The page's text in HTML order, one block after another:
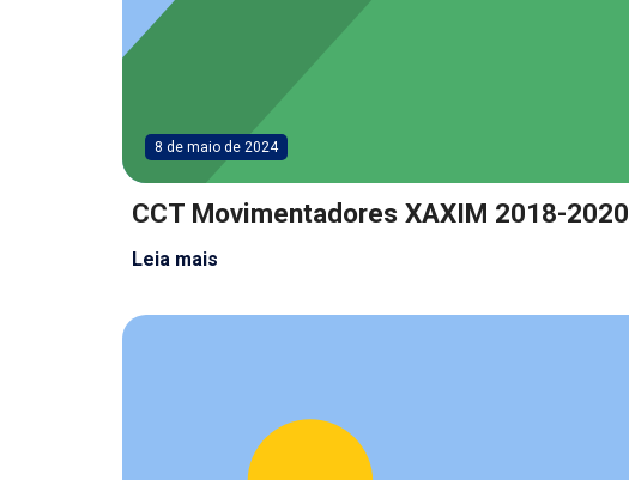
8 de maio de 2024
CCT Movimentadores XAXIM 2018-2020
Leia mais